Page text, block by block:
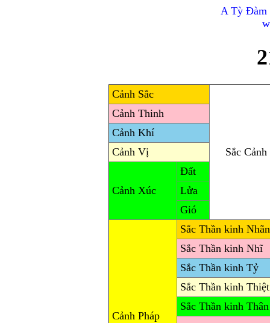
A Tỳ Đàm
Cảnh Sắc
Sắc
Cảnh Thinh
Cảnh Khí
Cảnh Vị
Cảnh Xúc
Đất
Lửa
Gió
Cảnh Pháp
Sắc Thần kinh Nhãn
Sắc Thần kinh Nhĩ
Sắc Thần kinh Tỷ
Sắc Thần kinh Thiệt
Sắc Thần kinh Thân